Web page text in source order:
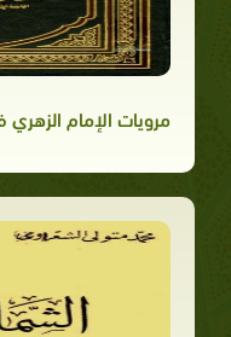
مرويات الإمام